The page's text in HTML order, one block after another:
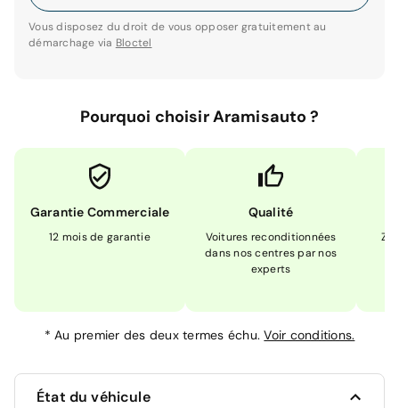
Vous disposez du droit de vous opposer gratuitement au
démarchage via Bloctel
Pourquoi choisir Aramisauto ?
Garantie Commerciale
12 mois de garantie
Qualité
Voitures reconditionnées
dans nos centres par nos
experts
*Au premier des deux termes échu.Voir conditions.
État du véhicule